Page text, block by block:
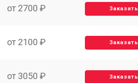
от 2700 ₽ Заказать
от 2100 ₽ Заказать
от 3050 ₽ Заказать